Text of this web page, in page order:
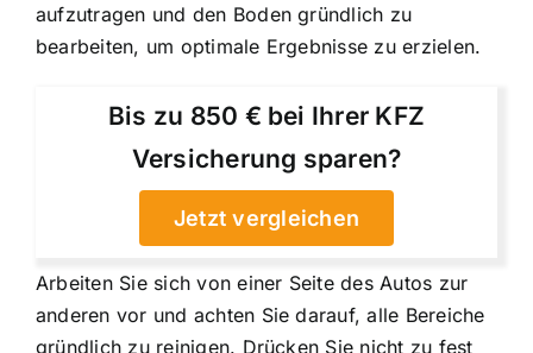
aufzutragen und den Boden gründlich zu
bearbeiten, um optimale Ergebnisse zu erzielen.
Bis zu 850 € bei Ihrer KFZ
Versicherung sparen?
Jetzt vergleichen
Arbeiten Sie sich von einer Seite des Autos zur
anderen vor und achten Sie darauf, alle Bereiche
gründlich zu reinigen. Drücken Sie nicht zu fest